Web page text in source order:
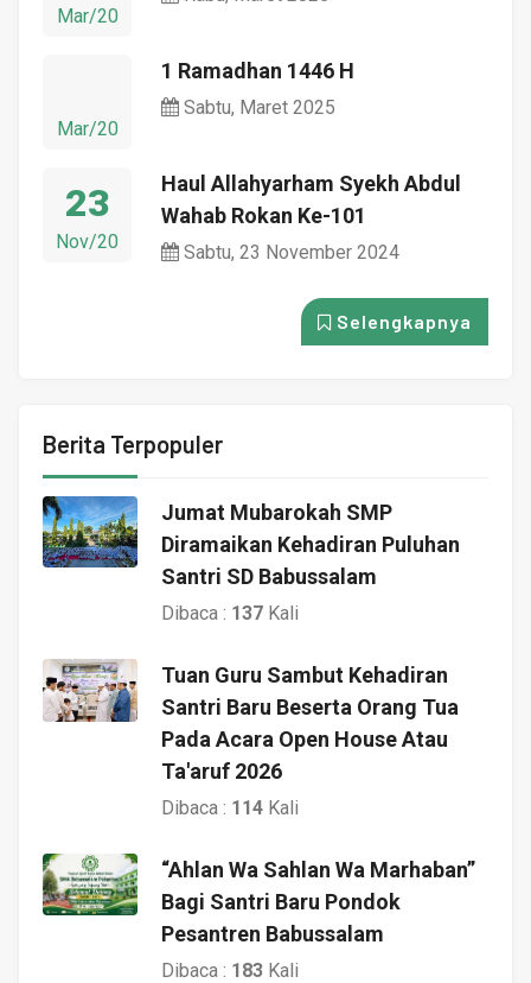
Mar/20
Mar/20
1 Ramadhan 1446 H
Sabtu, Maret 2025
23
Nov/20
Haul Allahyarham Syekh Abdul
Wahab Rokan Ke-101
Sabtu, 23 November 2024
Selengkapnya
Berita Terpopuler
Jumat Mubarokah SMP
Diramaikan Kehadiran Puluhan
Santri SD Babussalam
Dibaca : 137 Kali
Tuan Guru Sambut Kehadiran
Santri Baru Beserta Orang Tua
Pada Acara Open House Atau
Ta'aruf 2026
Dibaca : 114 Kali
“Ahlan Wa Sahlan Wa Marhaban”
Bagi Santri Baru Pondok
Pesantren Babussalam
Dibaca : 183 Kali